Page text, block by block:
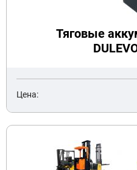
Тяговые
Цена: